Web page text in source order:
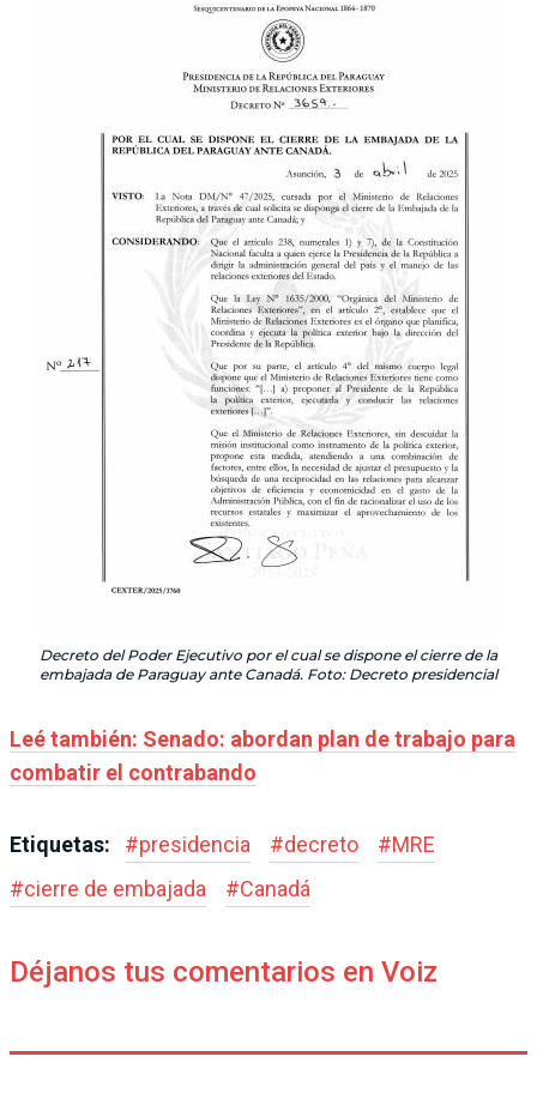
Decreto del Poder Ejecutivo por el cual se dispone el cierre de la
embajada de Paraguay ante Canadá. Foto: Decreto presidencial
Leé también: Senado: abordan plan de trabajo para
combatir el contrabando
Etiquetas: #presidencia #decreto #MRE
#cierre de embajada #Canadá
Déjanos tus comentarios en Voiz